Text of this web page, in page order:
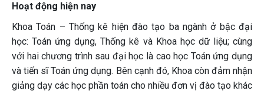
Hoạt động hiện nay
Khoa Toán – Thống kê hiện đào tạo ba ngành ở bậc đại
học: Toán ứng dụng, Thống kê và Khoa học dữ liệu; cùng
với hai chương trình sau đại học là cao học Toán ứng dụng
và tiến sĩ Toán ứng dụng. Bên cạnh đó, Khoa còn đảm nhận
giảng dạy các học phần toán cho nhiều đơn vị đào tạo khác